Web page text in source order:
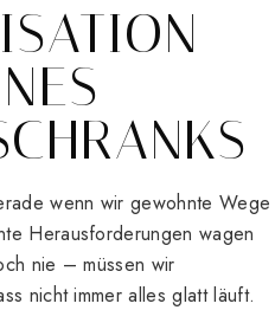
wenn wir gewohnte Wege
Herausforderungen wagen
nie – müssen wir
nicht immer alles glatt läuft.